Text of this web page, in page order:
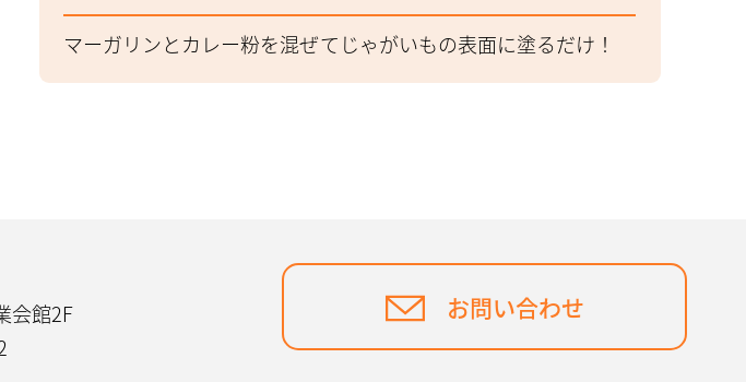
マーガリンとカレー粉を混ぜてじゃがいもの表面に塗るだけ！
会館2F
お問い合わせ